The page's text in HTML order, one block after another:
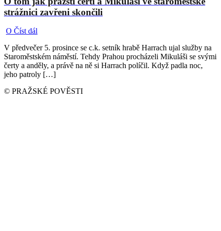
strážnici zavřeni skončili
O Číst dál
V předvečer 5. prosince se c.k. setník hrabě Harrach ujal služby na
Staroměstském náměstí. Tehdy Prahou procházeli Mikuláši se svými
čerty a anděly, a právě na ně si Harrach políčil. Když padla noc,
jeho patroly […]
© PRAŽSKÉ POVĚSTI